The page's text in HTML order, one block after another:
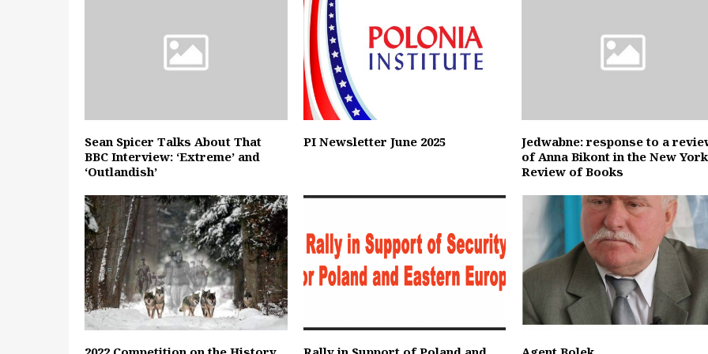
Sean Spicer Talks About That
BBC Interview: ‘Extreme’ and
‘Outlandish’
PI Newsletter June 2025
Jedwabne: response to a
of Anna Bikont in the New York
Review of Books